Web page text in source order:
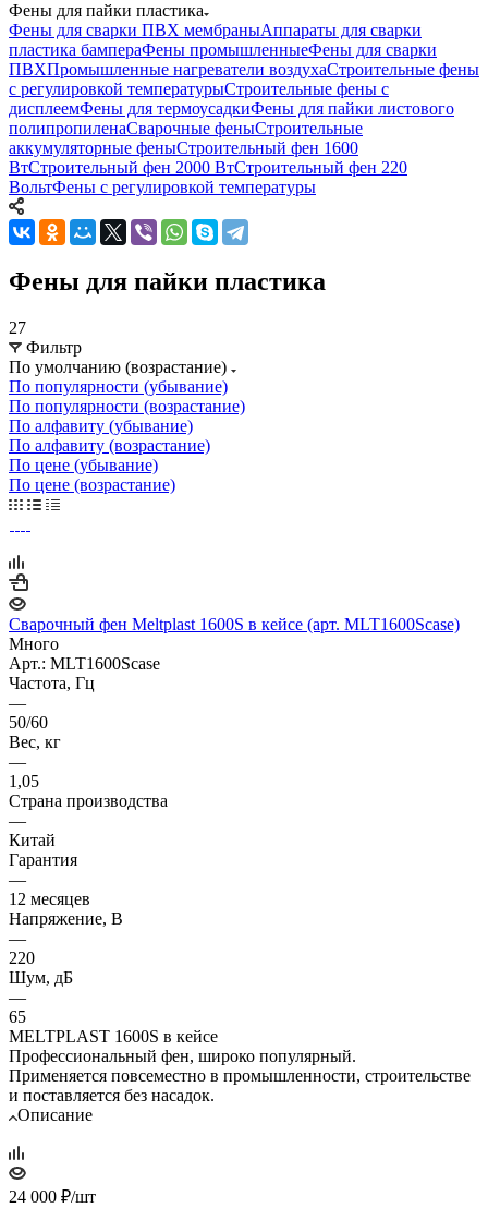
Фены для пайки пластика
Фены для сварки ПВХ мембраныАппараты для сварки
пластика бампераФены промышленныеФены для сварки
ПВХПромышленные нагреватели воздухаСтроительные фены
с регулировкой температурыСтроительные фены с
дисплеемФены для термоусадкиФены для пайки листового
полипропиленаСварочные феныСтроительные
аккумуляторные феныСтроительный фен 1600
ВтСтроительный фен 2000 ВтСтроительный фен 220
ВольтФены с регулировкой температуры
Фены для пайки пластика
27
Фильтр
По умолчанию (возрастание)
По популярности (убывание)
По популярности (возрастание)
По алфавиту (убывание)
По алфавиту (возрастание)
По цене (убывание)
По цене (возрастание)
Сварочный фен Meltplast 1600S в кейсе (арт. MLT1600Scase)
Много
Арт.: MLT1600Scase
Частота, Гц
—
50/60
Вес, кг
—
1,05
Страна производства
—
Китай
Гарантия
—
12 месяцев
Напряжение, В
—
220
Шум, дБ
—
65
MELTPLAST 1600S в кейсе
Профессиональный фен, широко популярный.
Применяется повсеместно в промышленности, строительстве
и поставляется без насадок.
Описание
24 000 ₽/шт